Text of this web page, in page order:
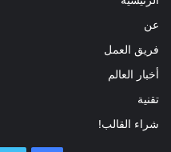
عن
فريق العمل
أخبار العالم
تقنية
شراء القالب!